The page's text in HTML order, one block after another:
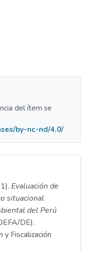
del ítem se
by-nc-nd/4.0/
Evaluación de
situacional
del Perú
DE).
y Fiscalización